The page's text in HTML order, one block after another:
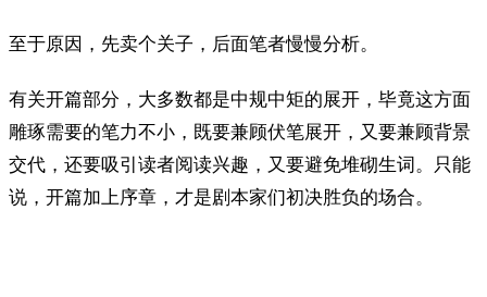
至于原因，先卖个关子，后面笔者慢慢分析。
有关开篇部分，大多数都是中规中矩的展开，毕竟这方面
雕琢需要的笔力不小，既要兼顾伏笔展开，又要兼顾背景
交代，还要吸引读者阅读兴趣，又要避免堆砌生词。只能
说，开篇加上序章，才是剧本家们初决胜负的场合。